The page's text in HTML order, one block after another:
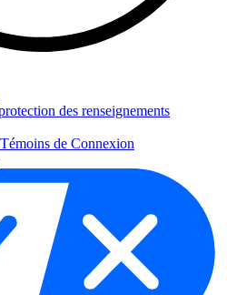
des renseignements
de Connexion